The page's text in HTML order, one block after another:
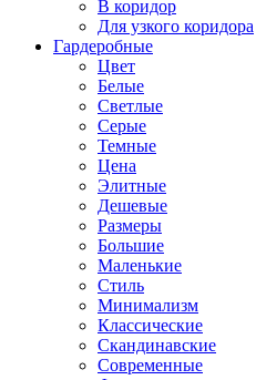
В коридор
Для узкого коридора
Гардеробные
Цвет
Белые
Светлые
Серые
Темные
Цена
Элитные
Дешевые
Размеры
Большие
Маленькие
Стиль
Минимализм
Классические
Скандинавские
Современные